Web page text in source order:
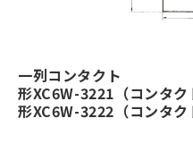
一列コンタクト
形XC6W-3221（コンタク
形XC6W-3222（コンタク